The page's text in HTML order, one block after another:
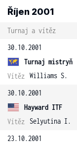
Říjen 2001
Turnaj a vítěz
30.10.2001
Turnaj mistryň
Vítěz
Williams S.
30.10.2001
Hayward ITF
Vítěz
Selyutina I.
23.10.2001